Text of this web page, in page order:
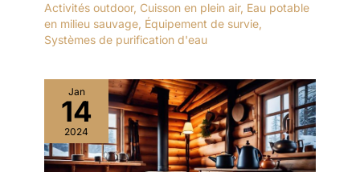
Activités outdoor, Cuisson en plein air, Eau potable
en milieu sauvage, Équipement de survie,
Systèmes de purification d'eau
Jan
14
2024